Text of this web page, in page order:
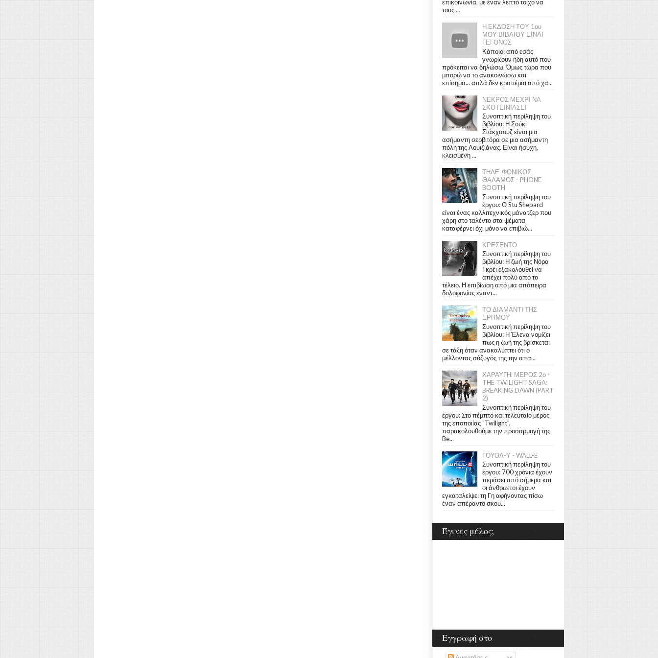
επικοινωνία, με έναν λεπτό τοίχο να
τους ...
Η ΕΚΔΟΣΗ ΤΟΥ 1ου
ΜΟΥ ΒΙΒΛΙΟΥ ΕΙΝΑΙ
ΓΕΓΟΝΟΣ
Κάποιοι από εσάς
γνωρίζουν ήδη αυτό που
πρόκειται να δηλώσω. Όμως τώρα που
μπορώ να το ανακοινώσω και
επίσημα... απλά δεν κρατιέμαι από χα...
ΝΕΚΡΟΣ ΜΕΧΡΙ ΝΑ
ΣΚΟΤΕΙΝΙΑΣΕΙ
Συνοπτική περίληψη του
βιβλίου: Η Σούκι
Στάκχαουζ είναι μια
ασήμαντη σερβιτόρα σε μια ασήμαντη
πόλη της Λουιζιάνας. Είναι ήσυχη,
κλεισμένη ...
ΤΗΛΕ-ΦΟΝΙΚΟΣ
ΘΑΛΑΜΟΣ - PHONE
BOOTH
Συνοπτική περίληψη του
έργου: Ο Stu Shepard
είναι ένας καλλιτεχνικός μάνατζερ που
χάρη στο ταλέντο στα ψέματα
καταφέρνει όχι μόνο να επιβιώ...
ΚΡΕΣΕΝΤΟ
Συνοπτική περίληψη του
βιβλίου: Η ζωή της Νόρα
Γκρέι εξακολουθεί να
απέχει πολύ από το
τέλειο. Η επιβίωση από μια απόπειρα
δολοφονίας εναντ...
ΤΟ ΔΙΑΜΑΝΤΙ ΤΗΣ
ΕΡΗΜΟΥ
Συνοπτική περίληψη του
βιβλίου: Η Έλενα νομίζει
πως η ζωή της βρίσκεται
σε τάξη όταν ανακαλύπτει ότι ο
μέλλοντας σύζυγός της την απα...
ΧΑΡΑΥΓΗ: ΜΕΡΟΣ 2ο -
THE TWILIGHT SAGA:
BREAKING DAWN (PART
2)
Συνοπτική περίληψη του
έργου: Στο πέμπτο και τελευταίο μέρος
της εποποιίας "Twilight",
παρακολουθούμε την προσαρμογή της
Be...
ΓΟΥΟΛ-Υ - WALL-E
Συνοπτική περίληψη του
έργου: 700 χρόνια έχουν
περάσει από σήμερα και
οι άνθρωποι έχουν
εγκαταλείψει τη Γη αφήνοντας πίσω
έναν απέραντο σκου...
Έγινες μέλος;
Εγγραφή στο